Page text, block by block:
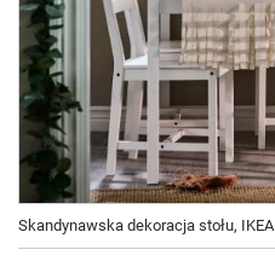
Skandynawska dekoracja stołu, IKEA